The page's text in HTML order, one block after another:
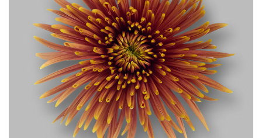
NEDERLANDS DEUTSCH FRANÇAIS РУССКИЙ